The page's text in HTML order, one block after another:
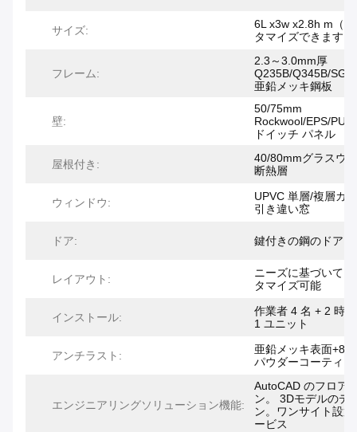
サイズ:
6L x3w x2.8h m（
タマイズできます）
フレーム:
2.3～3.0mm厚
Q235B/Q345B/
亜鉛メッキ鋼板
壁:
50/75mm
Rockwool/EPS/PU
ドイッチ パネル
屋根付き:
40/80mmグラスウ
断熱層
ウィンドウ:
UPVC 単層/複層ガ
引き違い窓
ドア: 鍵付きの鋼のドア
レイアウト:
ニーズに基づいてカ
タマイズ可能
インストール:
作業者 4 名 + 2 時
1 ユニット
アンチラスト:
亜鉛メッキ表面
パウダーコーティン
エンジニアリングソリューション機能:
AutoCAD のフロア
ン。 3Dモデルのデ
ン。ワンサイト設置
ービス